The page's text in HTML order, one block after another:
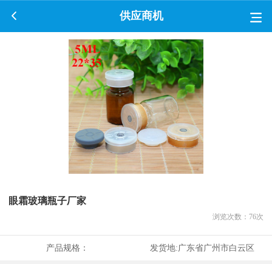
供应商机
眼霜玻璃瓶子厂家
浏览次数： 76次
产品规格： 发货地:广东省广州市白云区